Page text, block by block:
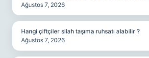
Ağustos 7, 2026
Hangi çiftçiler silah taşıma ruhsatı alabilir ?
Ağustos 7, 2026